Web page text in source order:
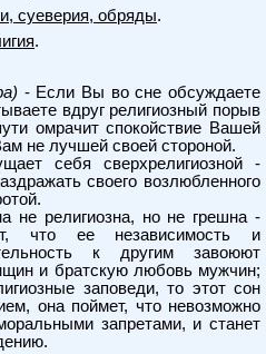
суеверия, обряды.
.
- Если Вы во сне обсуждаете
вдруг религиозный порыв
омрачит спокойствие Вашей
не лучшей своей стороной.
себя сверхрелигиозной -
своего возлюбленного
не религиозна, но не грешна -
что ее независимость и
к другим завоюют
и братскую любовь мужчин;
заповеди, то этот сон
она поймет, что невозможно
запретами, и станет